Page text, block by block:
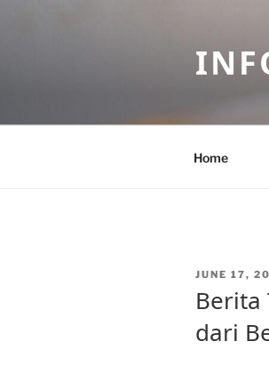
Home
POSTED
JUNE 17,
Berita
dari